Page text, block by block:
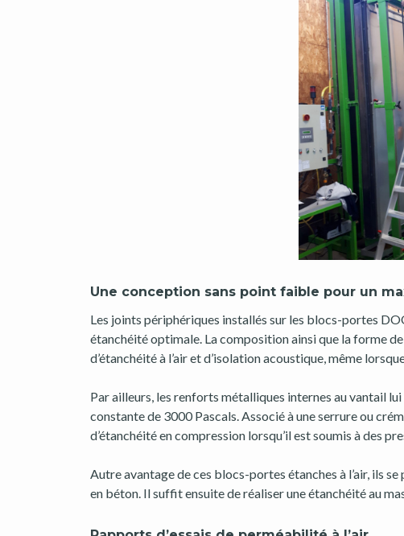
Une conception sans point faible pour un
Les joints périphériques installés sur les blocs-portes
étanchéité optimale. La composition ainsi que la forme
d’étanchéité à l’air et d’isolation acoustique, même
Par ailleurs, les renforts métalliques internes au vantail
constante de 3000 Pascals. Associé à une serrure ou
d’étanchéité en compression lorsqu’il est soumis à des
Autre avantage de ces blocs-portes étanches à l’air, ils
en béton. Il suffit ensuite de réaliser une étanchéité au